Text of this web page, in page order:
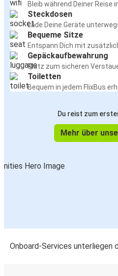
Bleib während Deiner Reise
Steckdosen
Lade Deine Geräte
Bequeme Sitze
Entspann Dich mit
Gepäckaufbewahrung
Platz zum sicheren
Toiletten
Bequem in jedem FlixBus
Du reist zum
Mehr über
Onboard-Services unterliegen